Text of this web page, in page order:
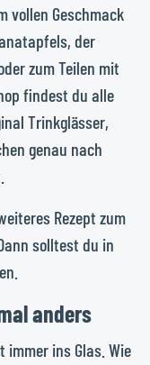
vollen Geschmack
der
zum Teilen mit
findest du alle
Trinkglässer,
genau nach
Rezept zum
solltest du in
anders
ins Glas. Wie